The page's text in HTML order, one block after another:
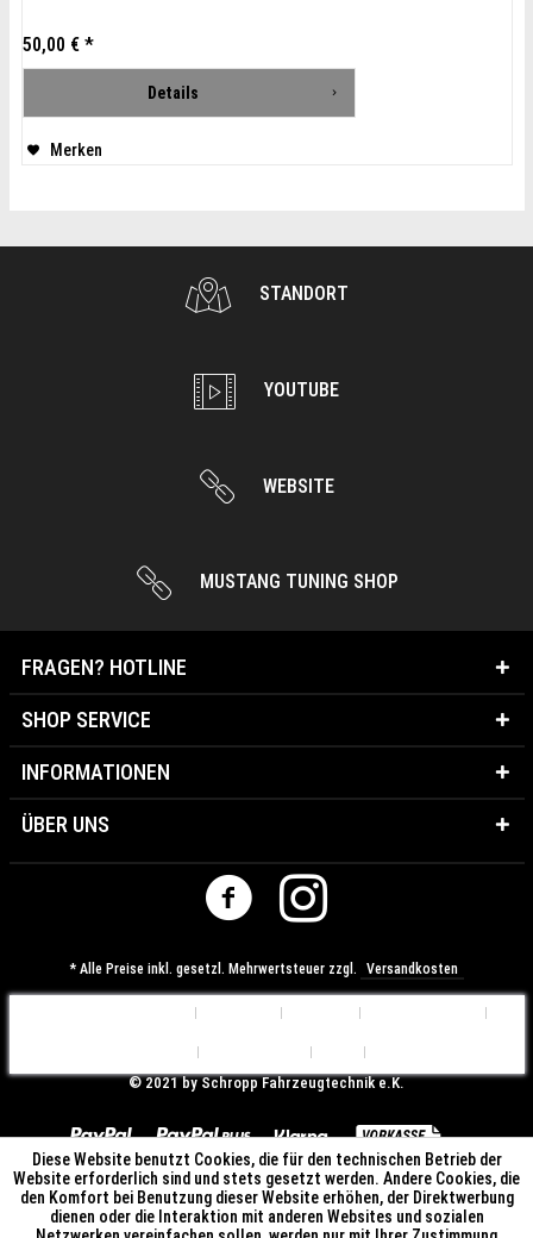
50,00 € *
Details
Merken
STANDORT
YOUTUBE
WEBSITE
MUSTANG TUNING SHOP
FRAGEN? HOTLINE
SHOP SERVICE
INFORMATIONEN
ÜBER UNS
* Alle Preise inkl. gesetzl. Mehrwertsteuer zzgl. Versandkosten
© ​2021 by Schropp Fahrzeugtechnik e.K.
Diese Website benutzt Cookies, die für den technischen Betrieb der
Website erforderlich sind und stets gesetzt werden. Andere Cookies, die
den Komfort bei Benutzung dieser Website erhöhen, der Direktwerbung
dienen oder die Interaktion mit anderen Websites und sozialen